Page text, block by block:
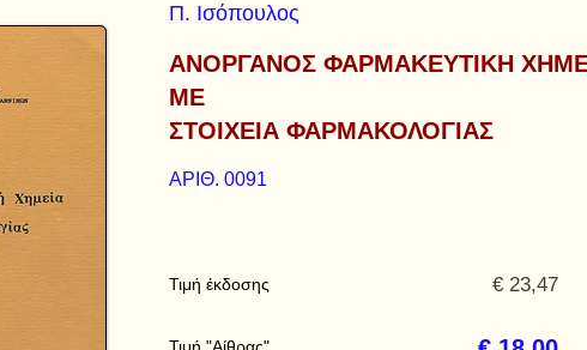
Π. Ισόπουλος
ΑΝΟΡΓΑΝΟΣ ΦΑΡΜΑΚΕΥΤΙΚΗ
ΜΕ
ΣΤΟΙΧΕΙΑ ΦΑΡΜΑΚΟΛΟΓΙΑΣ
ΑΡΙΘ. 0091
Τιμή έκδοσης € 23,47